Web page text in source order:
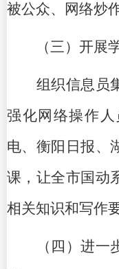
被公众、网络炒
（三）开展
组织信息员
强化网络操作
电、衡阳日报、
课，让全市国动
相关知识和写作
（四）进